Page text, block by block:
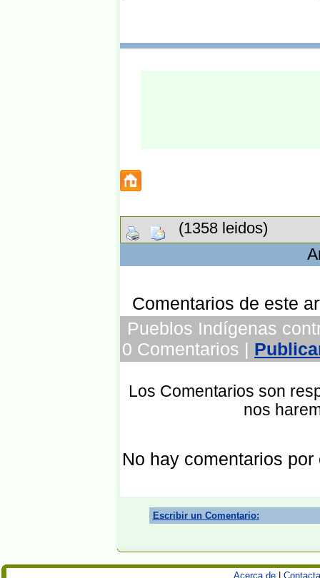
(1358 leidos)
Comentarios de este
Pueblos Indígenas
0 Comentarios |
Los Comentarios son
nos
No hay comentarios por
Escribir un Comentario:
Acerca de|